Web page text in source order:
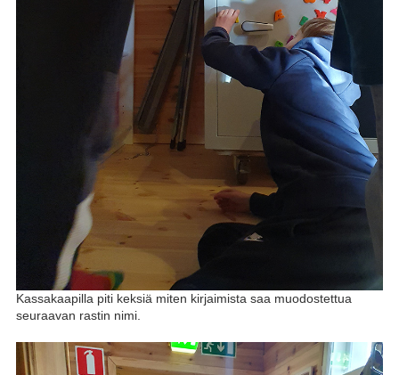
Kassakaapilla piti keksiä miten kirjaimista saa muodostettua
seuraavan rastin nimi.